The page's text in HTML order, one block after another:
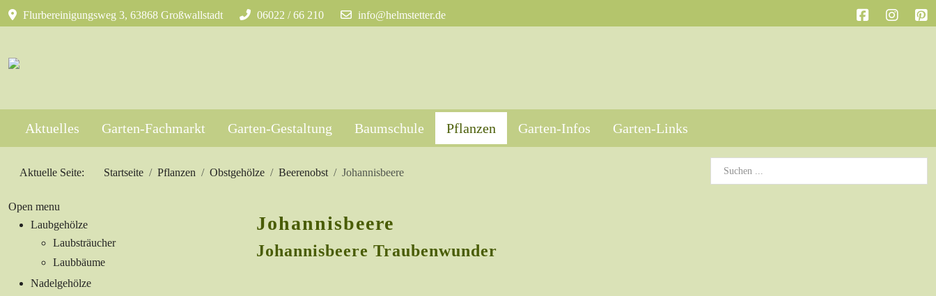
Flurbereinigungsweg 3, 63868 Großwallstadt 06022 / 66 210 info@helmstetter.de
Aktuelles Garten-Fachmarkt Garten-Gestaltung Baumschule Pflanzen Garten-Infos Garten-Links
Aktuelle Seite: Startseite Pflanzen Obstgehölze Beerenobst Johannisbeere
Open menu
Laubgehölze
Laubsträucher
Laubbäume
Nadelgehölze
Johannisbeere
Johannisbeere Traubenwunder